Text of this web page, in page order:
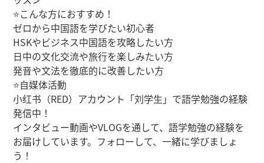
⭐こんな方におすすめ！
ゼロから中国語を学びたい初心者
HSKやビジネス中国語を攻略したい方
日中の文化交流や旅行を楽しみたい方
発音や文法を徹底的に改善したい方
⭐自媒体活動
小红书（RED）アカウント「刘学生」で語学勉強の経験
発信中！
インタビュー動画やVLOGを通して、語学勉強の経験を
お届けしています。フォローして、一緒に学びましょ
う！